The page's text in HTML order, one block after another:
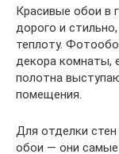
Красивые обои в
дорого и
теплоту.
декора комнаты,
полотна
помещения.
Для отделки
обои — они